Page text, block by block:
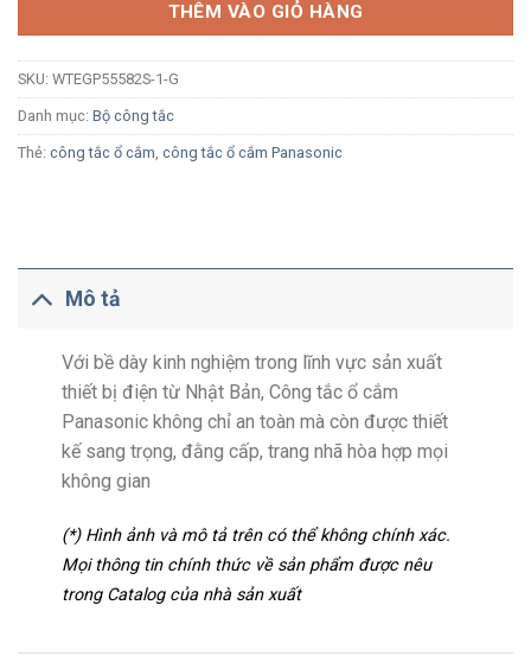
THÊM VÀO GIỎ HÀNG
SKU: WTEGP55582S-1-G
Danh mục: Bộ công tắc
Thẻ: công tắc ổ cắm công tắc ổ cắm Panasonic
Mô tả
Với bề dày kinh nghiệm trong lĩnh vực sản xuất
thiết bị điện từ Nhật Bản, Công tắc ổ cắm
Panasonic không chỉ an toàn mà còn được thiết
kế sang trọng, đằng cấp, trang nhã hòa hợp mọi
không gian
(*) Hình ảnh và mô tả trên có thể không chính xác.
Mọi thông tin chính thức về sản phẩm được nêu
trong Catalog của nhà sản xuất